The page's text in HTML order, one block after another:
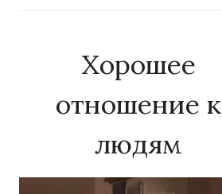
Хорошее
отношение к
людям